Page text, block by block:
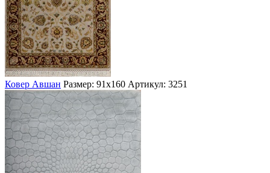
Ковер Авшан Размер: 91х160 Артикул: 3251